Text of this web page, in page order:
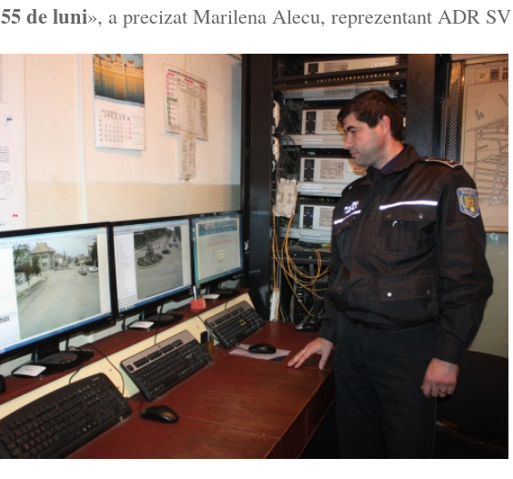
55 de luni», a precizat Marilena Alecu, reprezentant ADR